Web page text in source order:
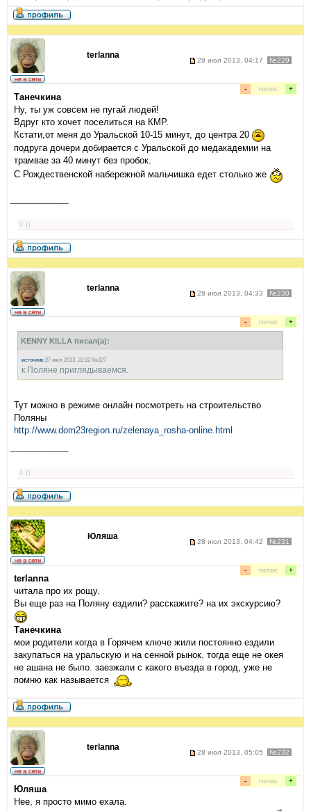
terlanna
28 июл 2013, 04:17 №229
- голос +
Танечкина
Ну, ты уж совсем не пугай людей!
Вдруг кто хочет поселиться на КМР.
Кстати,от меня до Уральской 10-15 минут, до центра 20
подруга дочери добирается с Уральской до медакадемии на
трамвае за 40 минут без пробок.
С Рождественской набережной мальчишка едет столько же
◊ ))
terlanna
28 июл 2013, 04:33 №230
- голос +
KENNY KILLA писал(а):
источник:27 июл 2013, 22:32 №227
к Поляне приглядываемся.
Тут можно в режиме онлайн посмотреть на строительство
Поляны
http://www.dom23region.ru/zelenaya_rosha-online.html
◊ ))
Юляша
28 июл 2013, 04:42 №231
- голос +
terlanna
читала про их рощу.
Вы еще раз на Поляну ездили? расскажите? на их экскурсию?
Танечкина
мои родители когда в Горячем ключе жили постоянно ездили
закупаться на уральскую и на сенной рынок. тогда еще не окея
не ашана не было. заезжали с какого въезда в город, уже не
помню как называется
terlanna
28 июл 2013, 05:05 №232
- голос +
Юляша
Нее, я просто мимо ехала.